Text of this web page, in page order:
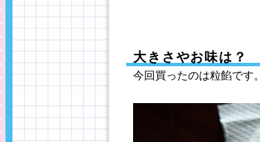
大きさやお味は？
今回買ったのは粒餡です。